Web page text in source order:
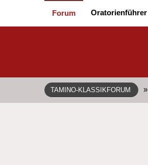
Forum Oratorienführer
TAMINO-KLASSIKFORUM »